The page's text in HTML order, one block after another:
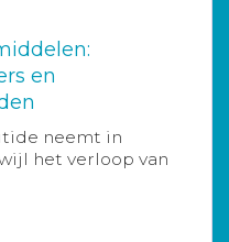
en
neemt in
het verloop van